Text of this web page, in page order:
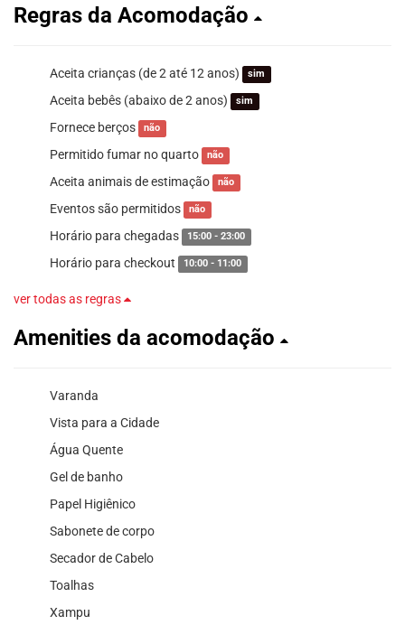
Regras da Acomodação
Aceita crianças (de 2 até 12 anos) sim
Aceita bebês (abaixo de 2 anos) sim
Fornece berços não
Permitido fumar no quarto não
Aceita animais de estimação não
Eventos são permitidos não
Horário para chegadas 15:00 - 23:00
Horário para checkout 10:00 - 11:00
ver todas as regras
Amenities da acomodação
Varanda
Vista para a Cidade
Água Quente
Gel de banho
Papel Higiênico
Sabonete de corpo
Secador de Cabelo
Toalhas
Xampu